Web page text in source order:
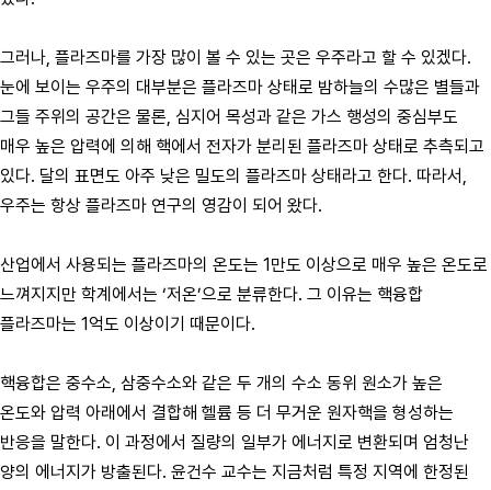
그러나, 플라즈마를 가장 많이 볼 수 있는 곳은 우주라고 할 수 있겠다.
눈에 보이는 우주의 대부분은 플라즈마 상태로 밤하늘의 수많은 별들과
그들 주위의 공간은 물론, 심지어 목성과 같은 가스 행성의 중심부도
매우 높은 압력에 의해 핵에서 전자가 분리된 플라즈마 상태로 추측되고
있다. 달의 표면도 아주 낮은 밀도의 플라즈마 상태라고 한다. 따라서,
우주는 항상 플라즈마 연구의 영감이 되어 왔다.
산업에서 사용되는 플라즈마의 온도는 1만도 이상으로 매우 높은 온도로
느껴지지만 학계에서는 ‘저온’으로 분류한다. 그 이유는 핵융합
플라즈마는 1억도 이상이기 때문이다.
핵융합은 중수소, 삼중수소와 같은 두 개의 수소 동위 원소가 높은
온도와 압력 아래에서 결합해 헬륨 등 더 무거운 원자핵을 형성하는
반응을 말한다. 이 과정에서 질량의 일부가 에너지로 변환되며 엄청난
양의 에너지가 방출된다. 윤건수 교수는 지금처럼 특정 지역에 한정된